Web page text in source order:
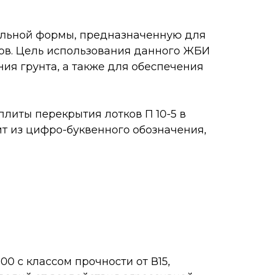
формы, предназначенную для
Цель использования данного ЖБИ
грунта, а также для обеспечения
перекрытия лотков П 10-5 в
из цифро-буквенного обозначения,
с классом прочности от В15,